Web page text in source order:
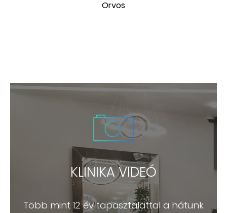
Orvos
KLINIKA VIDEÓ
Több mint 12 év tapasztalattal a hátunk